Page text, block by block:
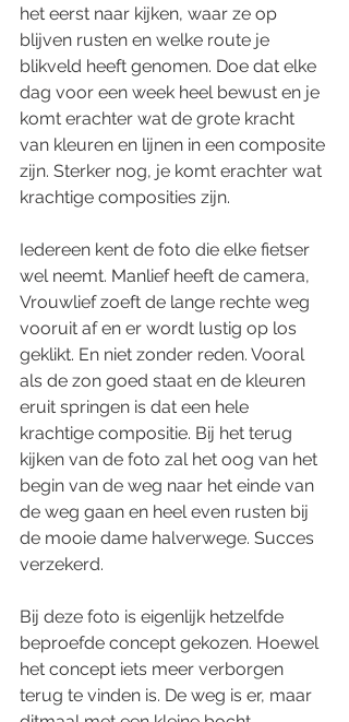
het eerst naar kijken, waar ze op
blijven rusten en welke route je
blikveld heeft genomen. Doe dat elke
dag voor een week heel bewust en je
komt erachter wat de grote kracht
van kleuren en lijnen in een composite
zijn. Sterker nog, je komt erachter wat
krachtige composities zijn.
Iedereen kent de foto die elke fietser
wel neemt. Manlief heeft de camera,
Vrouwlief zoeft de lange rechte weg
vooruit af en er wordt lustig op los
geklikt. En niet zonder reden. Vooral
als de zon goed staat en de kleuren
eruit springen is dat een hele
krachtige compositie. Bij het terug
kijken van de foto zal het oog van het
begin van de weg naar het einde van
de weg gaan en heel even rusten bij
de mooie dame halverwege. Succes
verzekerd.
Bij deze foto is eigenlijk hetzelfde
beproefde concept gekozen. Hoewel
het concept iets meer verborgen
terug te vinden is. De weg is er, maar